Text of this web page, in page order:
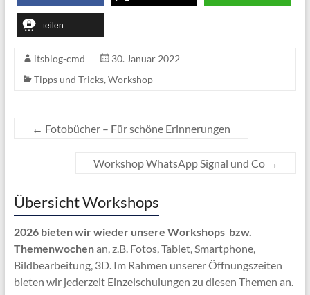
teilen
itsblog-cmd
30. Januar 2022
Tipps und Tricks, Workshop
← Fotobücher – Für schöne Erinnerungen
Workshop WhatsApp Signal und Co →
Übersicht Workshops
2026 bieten wir wieder unsere Workshops bzw.
Themenwochenan, z.B. Fotos, Tablet, Smartphone,
Bildbearbeitung, 3D. Im Rahmen unserer Öffnungszeiten
bieten wir jederzeit Einzelschulungen zu diesen Themen an.